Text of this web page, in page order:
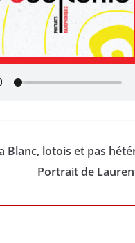
Blanc, lotois et pas
Portrait de